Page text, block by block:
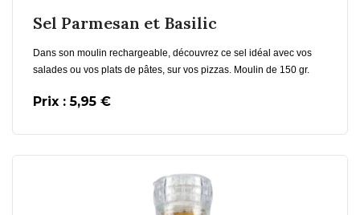
Sel Parmesan et Basilic
Dans son moulin rechargeable, découvrez ce sel idéal avec vos
salades ou vos plats de pâtes, sur vos pizzas. Moulin de 150 gr.
Prix : 5,95 €